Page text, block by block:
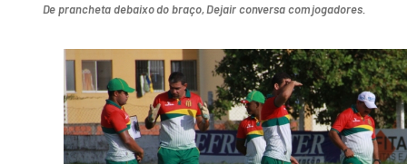
De prancheta debaixo do braço, Dejair conversa com jogadores.